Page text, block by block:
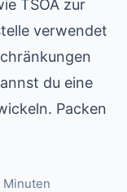
TSOA zur
verwendet
du eine
Packen
Minuten